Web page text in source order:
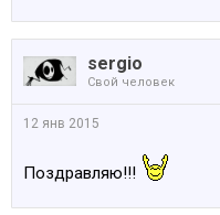
sergio
Свой человек
12 янв 2015
Поздравляю!!!